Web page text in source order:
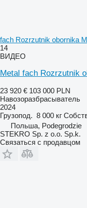
fach Rozrzutnik obornika
14
ВИДЕО
Metal fach Rozrzutnik
23 920 € 103 000 PLN
Навозоразбрасыватель
2024
Грузопод. 8 000 кг
Польша, Podegrodzie
STEKRO Sp. z o.o. Sp.k.
Связаться с продавцом